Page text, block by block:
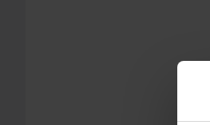
och tunga produkter. Se vår